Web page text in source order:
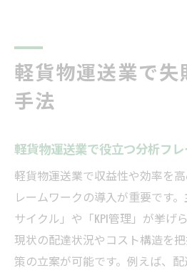
軽貨物運送業で
手法
軽貨物運送業で役立つ分析フ
軽貨物運送業で収益性や効率を
レームワークの導入が重要です。
サイクル」や「KPI管理」が挙げ
現状の配達状況やコスト構造を
策の立案が可能です。例えば、